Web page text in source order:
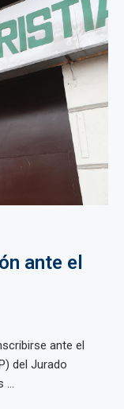
ante el
ante el
del Jurado
...